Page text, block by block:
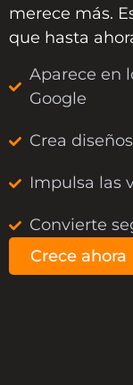
merece más.
que hasta
Aparece en
Google
Crea
Impulsa las
Convierte
Crece ahora